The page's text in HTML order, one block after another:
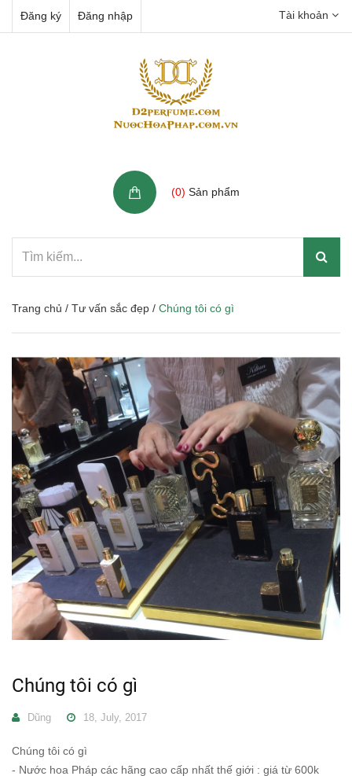
Đăng ký Đăng nhập Tài khoản
(0) Sản phẩm
Trang chủ / Tư vấn sắc đẹp / Chúng tôi có gì
Chúng tôi có gì
Dũng 18, July, 2017
Chúng tôi có gì
- Nước hoa Pháp các hãng cao cấp nhất thế giới : giá từ 600k